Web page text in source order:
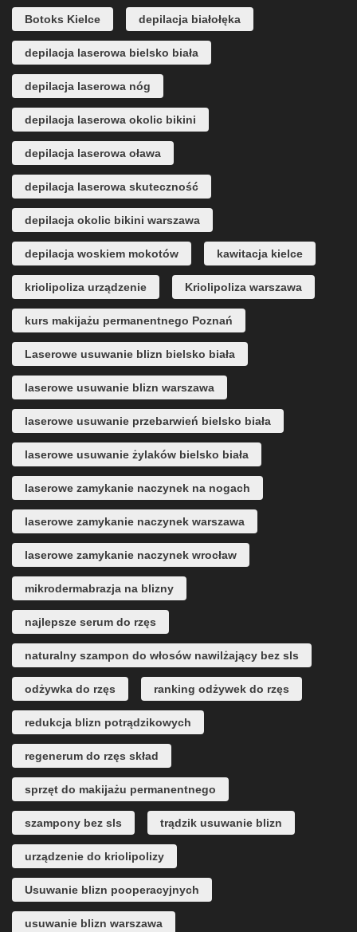
Botoks Kielce depilacja białołęka
depilacja laserowa bielsko biała
depilacja laserowa nóg
depilacja laserowa okolic bikini
depilacja laserowa oława
depilacja laserowa skuteczność
depilacja okolic bikini warszawa
depilacja woskiem mokotów kawitacja kielce
kriolipoliza urządzenie Kriolipoliza warszawa
kurs makijażu permanentnego Poznań
Laserowe usuwanie blizn bielsko biała
laserowe usuwanie blizn warszawa
laserowe usuwanie przebarwień bielsko biała
laserowe usuwanie żylaków bielsko biała
laserowe zamykanie naczynek na nogach
laserowe zamykanie naczynek warszawa
laserowe zamykanie naczynek wrocław
mikrodermabrazja na blizny
najlepsze serum do rzęs
naturalny szampon do włosów nawilżający bez sls
odżywka do rzęs ranking odżywek do rzęs
redukcja blizn potrądzikowych
regenerum do rzęs skład
sprzęt do makijażu permanentnego
szampony bez sls trądzik usuwanie blizn
urządzenie do kriolipolizy
Usuwanie blizn pooperacyjnych
usuwanie blizn warszawa